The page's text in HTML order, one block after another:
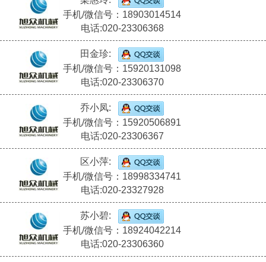
手机/微信号：18903014514
电话:020-23306368
田金珍:
手机/微信号：15920131098
电话:020-23306370
乔小凤:
手机/微信号：15920506891
电话:020-23306367
区小萍:
手机/微信号：18998334741
电话:020-23327928
苏小碧:
手机/微信号：18924042214
电话:020-23306360